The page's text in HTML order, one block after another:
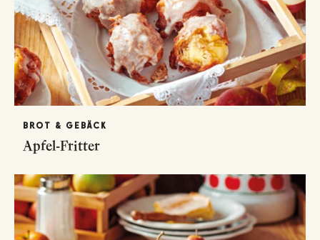
BROT & GEBÄCK
Apfel-Fritter